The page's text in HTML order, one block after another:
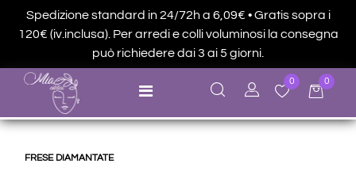
Spedizione standard in 24/72h a 6,09€ • Gratis sopra i
120€ (iv.inclusa). Per arredi e colli voluminosi la consegna
può richiedere dai 3 ai 5 giorni.
Open menu
0 0
FRESE DIAMANTATE